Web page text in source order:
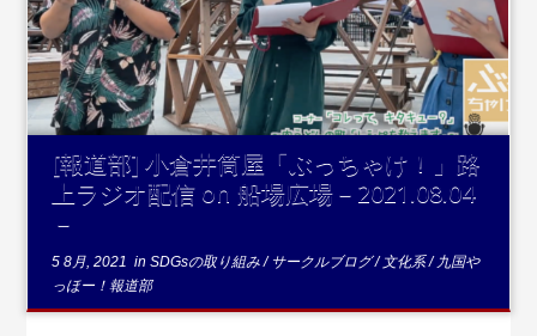
...続きを読む
[報道部] 小倉井筒屋「ぶっちゃけ！」路
上ラジオ配信 on 船場広場－2021.08.04
－
5 8月, 2021 inSDGsの取り組み/ サークルブログ/ 文化系/九国や
っほー！報道部